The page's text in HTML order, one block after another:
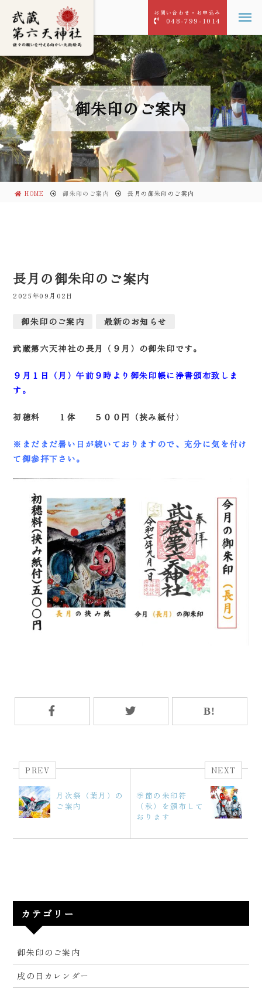
お問い合わせ・お申込み
048-799-1014
御朱印のご案内
HOME 御朱印のご案内 長月の御朱印のご案内
長月の御朱印のご案内
2025年09月02日
御朱印のご案内 最新のお知らせ
武蔵第六天神社の長月（９月）の御朱印です。
９月１日（月）午前９時より御朱印帳に浄書頒布致しま
す。
初穂料 １体 ５００円（挟み紙付）
※まだまだ暑い日が続いておりますので、充分に気を付け
て御参拝下さい。
PREV
月次祭（葉月）の
ご案内
NEXT
季節の朱印符
（秋）を頒布して
おります
カテゴリー
御朱印のご案内
戌の日カレンダー